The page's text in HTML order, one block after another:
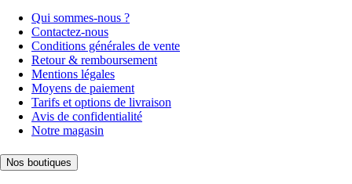
Qui sommes-nous ?
Contactez-nous
Conditions générales de vente
Retour & remboursement
Mentions légales
Moyens de paiement
Tarifs et options de livraison
Avis de confidentialité
Notre magasin
Nos boutiques